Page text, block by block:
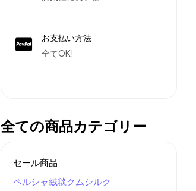
お支払い方法
全てOK!
全ての商品カテゴリー
セール商品
ペルシャ絨毯クムシルク